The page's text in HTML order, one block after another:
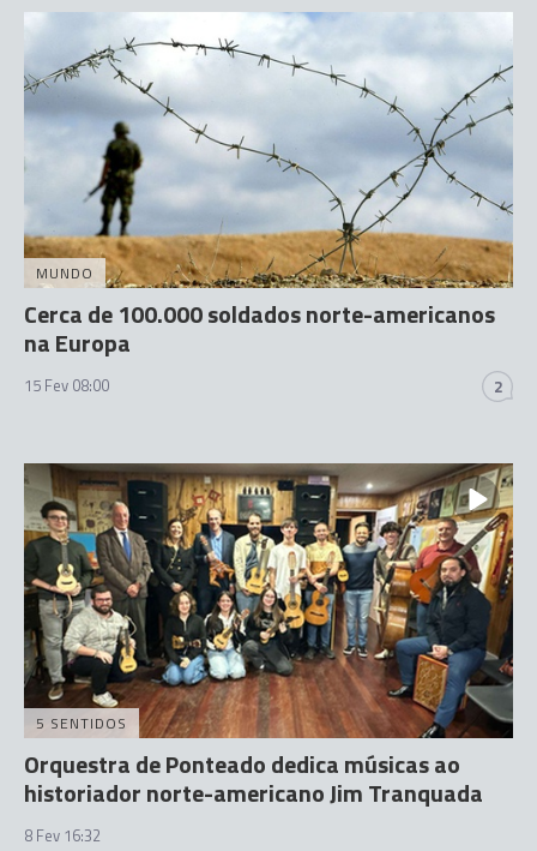
MUNDO
Cerca de 100.000 soldados norte-americanos
na Europa
15 Fev 08:00 2
5 SENTIDOS
Orquestra de Ponteado dedica músicas ao
historiador norte-americano Jim Tranquada
8 Fev 16:32